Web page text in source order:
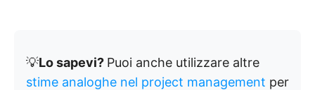
💡Lo sapevi? Puoi anche utilizzare altre
stime analoghe nel project management per